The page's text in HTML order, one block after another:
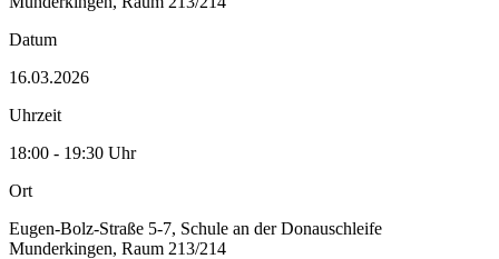
Datum
16.03.2026
Uhrzeit
18:00 - 19:30 Uhr
Ort
Eugen-Bolz-Straße 5-7, Schule an der Donauschleife
Munderkingen, Raum 213/214